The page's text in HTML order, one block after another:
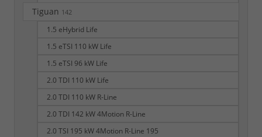
Tiguan 142
1.5 eHybrid Life
1.5 eTSI 110 kW Life
1.5 eTSI 96 kW Life
2.0 TDI 110 kW Life
2.0 TDI 110 kW R-Line
2.0 TDI 142 kW 4Motion R-Line
2.0 TSI 195 kW 4Motion R-Line 195